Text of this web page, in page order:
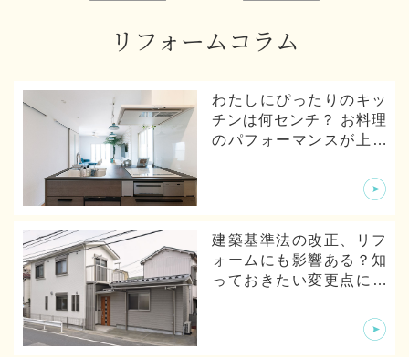
リフォームコラム
わたしにぴったりのキッ
チンは何センチ？ お料理
のパフォーマンスが上が
建築基準法の改正、リフ
ォームにも影響ある？知
っておきたい変更点につ